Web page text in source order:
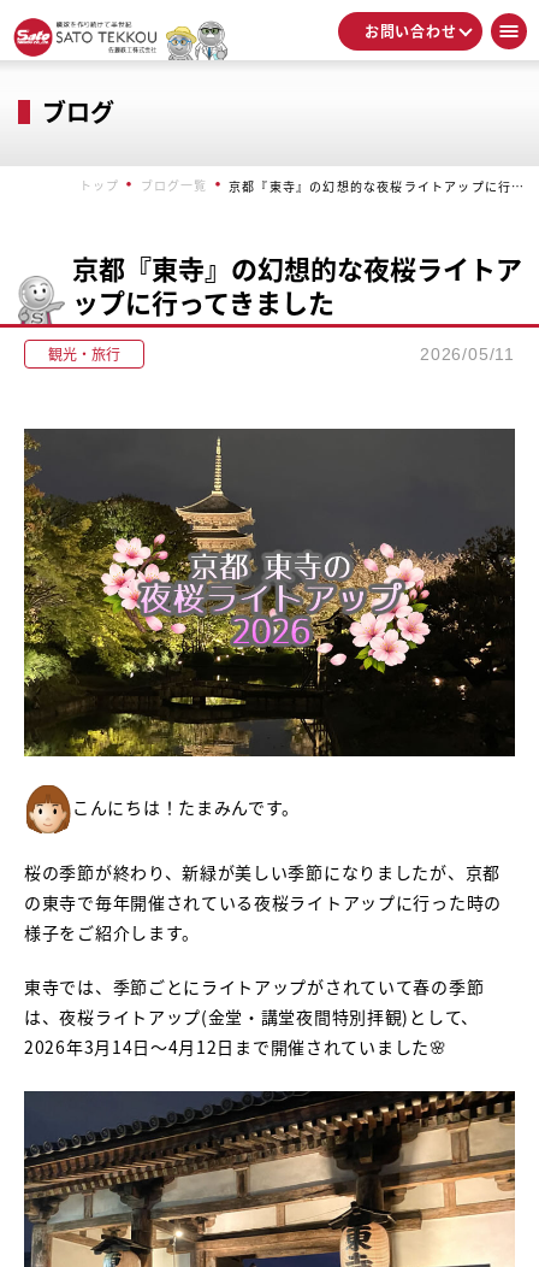
お問い合わせ
ブログ
トップ ブログ一覧 京都『東寺』の幻想的な夜桜ライトアップに行ってきました
京都『東寺』の幻想的な夜桜ライトア
ップに行ってきました
観光・旅行 2026/05/11
こんにちは！たまみんです。
桜の季節が終わり、新緑が美しい季節になりましたが、京都
の東寺で毎年開催されている夜桜ライトアップに行った時の
様子をご紹介します。
東寺では、季節ごとにライトアップがされていて春の季節
は、夜桜ライトアップ(金堂・講堂夜間特別拝観)として、
2026年3月14日～4月12日まで開催されていました🌸